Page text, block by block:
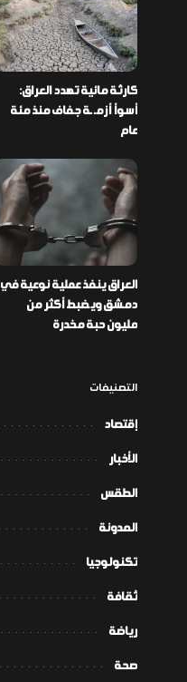
كارثة مائية تهدد العراق:
أسوأ أزمـ ـة جفاف منذ مئة
عام
العراق ينفذ عملية نوعية في
دمشق ويضبط أكثر من
مليون حبة مخدرة
التصنيفات
إقتصاد
الأخبار
الطقس
المدونة
تكنولوجيا
ثقافة
رياضة
صحة